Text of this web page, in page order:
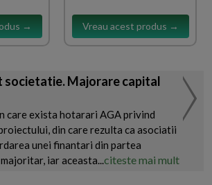
→ Vreau acest produs →
societatie. Majorare capital
care exista hotarari AGA privind
din care rezulta ca asociatii
unei finantari din partea
iar aceasta...citeste mai mult